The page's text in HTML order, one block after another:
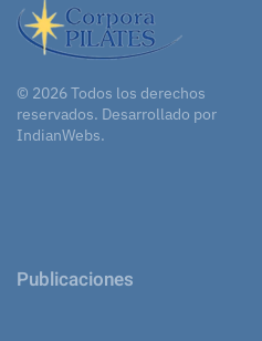
© 2026Todos los derechos
reservados. Desarrollado por
IndianWebs.
Publicaciones